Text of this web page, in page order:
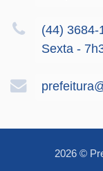
(44) 3684-
Sexta -
2026 ©